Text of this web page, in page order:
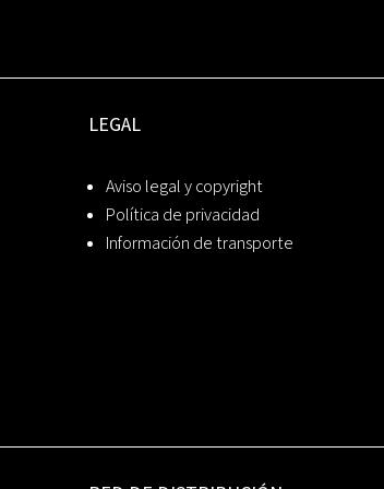
LEGAL
Aviso legal y copyright
Política de privacidad
Información de transporte